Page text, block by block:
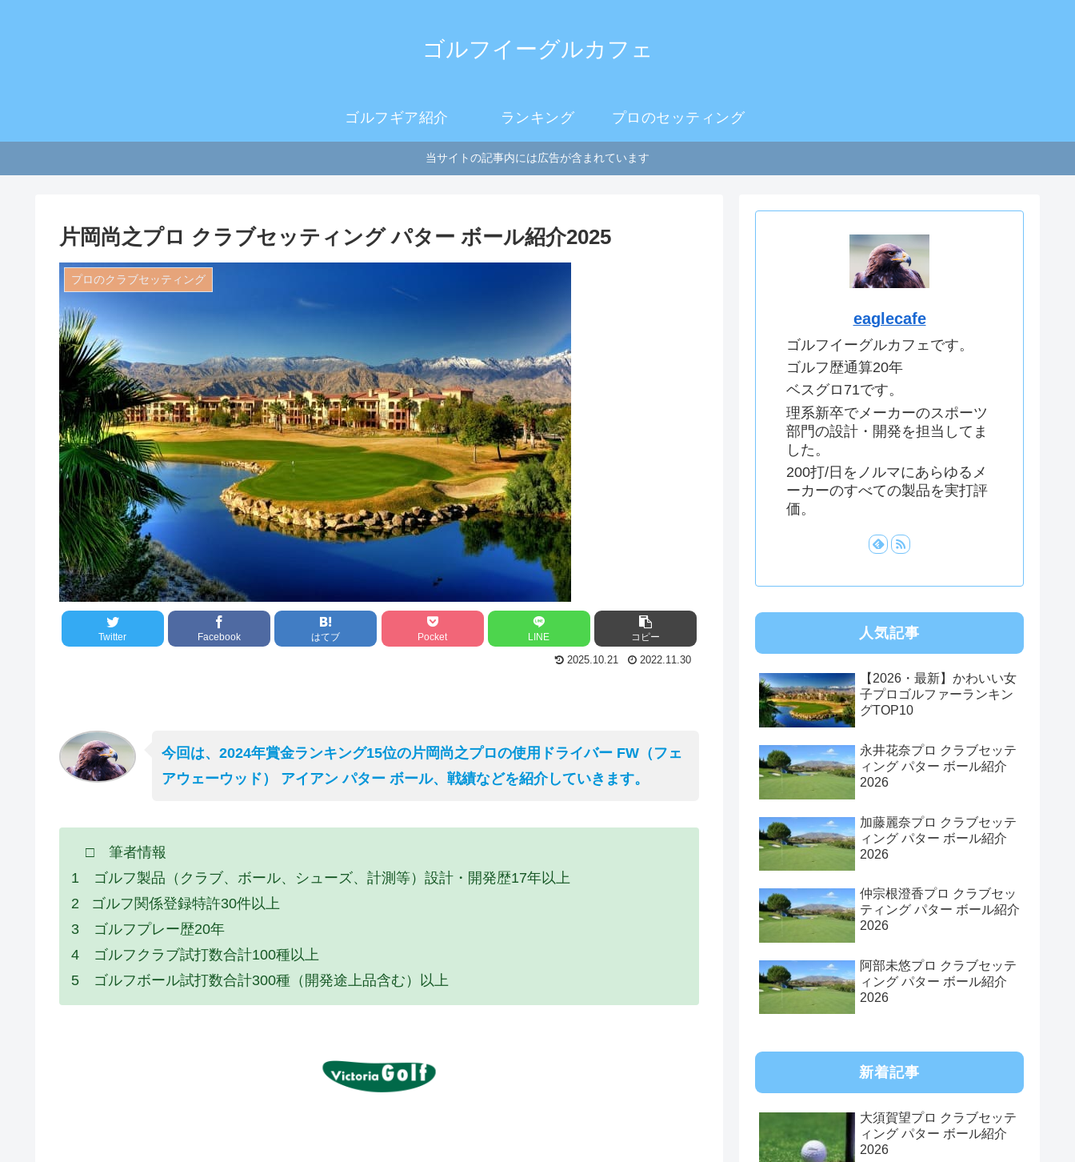
ゴルフイーグルカフェ
ゴルフギア紹介 ランキング プロのセッティング
当サイトの記事内には広告が含まれています
片岡尚之プロ クラブセッティング パター ボール紹介2025
プロのクラブセッティング
Twitter Facebook はてブ Pocket LINE コピー
2025.10.21 2022.11.30
今回は、2024年賞金ランキング15位の片岡尚之プロの使用ドライバー FW（フェ
アウェーウッド） アイアン パター ボール、戦績などを紹介していきます。
□ 筆者情報
1 ゴルフ製品（クラブ、ボール、シューズ、計測等）設計・開発歴17年以上
2 ゴルフ関係登録特許30件以上
3 ゴルフプレー歴20年
4 ゴルフクラブ試打数合計100種以上
5 ゴルフボール試打数合計300種（開発途上品含む）以上
eaglecafe
ゴルフイーグルカフェです。
ゴルフ歴通算20年
ベスグロ71です。
理系新卒でメーカーのスポーツ
部門の設計・開発を担当してま
した。
200打/日をノルマにあらゆるメ
ーカーのすべての製品を実打評
価。
人気記事
【2026・最新】かわいい女
子プロゴルファーランキン
グTOP10
永井花奈プロ クラブセッテ
ィング パター ボール紹介
2026
加藤麗奈プロ クラブセッテ
ィング パター ボール紹介
2026
仲宗根澄香プロ クラブセッ
ティング パター ボール紹介
2026
阿部未悠プロ クラブセッテ
ィング パター ボール紹介
2026
新着記事
大須賀望プロ クラブセッテ
ィング パター ボール紹介
2026